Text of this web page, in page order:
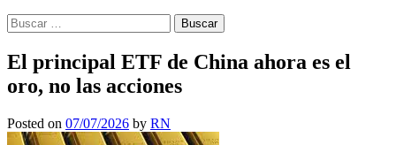
Buscar:
El principal ETF de China ahora es el
oro, no las acciones
Posted on 07/07/2026 by RN